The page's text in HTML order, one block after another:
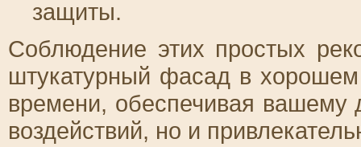
защиты.
Соблюдение этих простых
штукатурный фасад в хорошем
времени, обеспечивая вашему
воздействий, но и